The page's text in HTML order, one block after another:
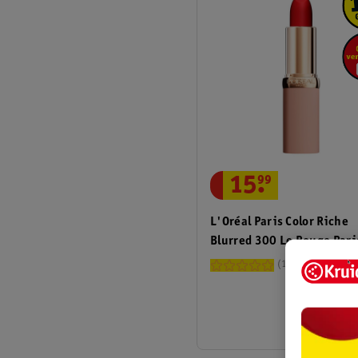
L'Oréal Paris Color Riche
Blurred 300 Le Rouge
Matte Lipstick
15.
99
1